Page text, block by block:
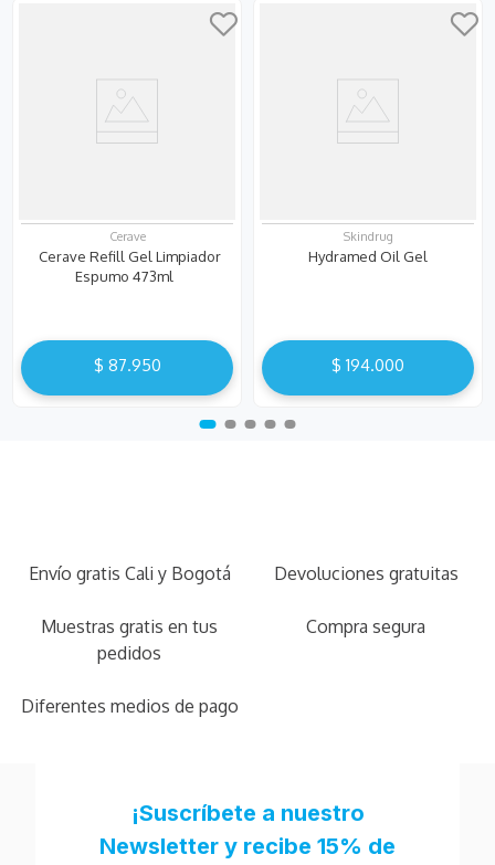
Cerave
Cerave Refill Gel Limpiador
Espumo 473ml
$ 87.950
Skindrug
Hydramed Oil Gel
$ 194.000
Envío gratis Cali y Bogotá Devoluciones gratuitas
Muestras gratis en tus
pedidos
Compra segura
Diferentes medios de pago